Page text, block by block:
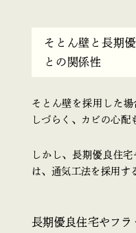
そとん壁と長期
との関係性
そとん壁を採用した
しづらく、カビの心配
しかし、長期優良住
は、通気工法を採用す
長期優良住宅やフラ